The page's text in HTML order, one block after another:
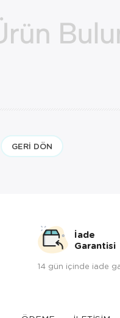
GERI DÖN
İade
Garantisi
14 gün içinde iade